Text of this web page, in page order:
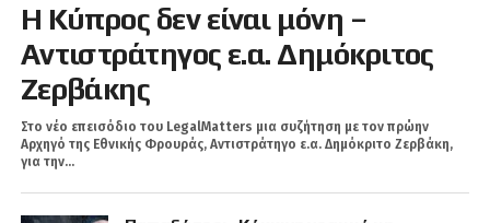
Η Κύπρος δεν είναι μόνη –
Αντιστράτηγος ε.α. Δημόκριτος
Ζερβάκης
Στο νέο επεισόδιο του LegalMatters μια συζήτηση με τον πρώην
Αρχηγό της Εθνικής Φρουράς, Αντιστράτηγο ε.α. Δημόκριτο Ζερβάκη,
για την...